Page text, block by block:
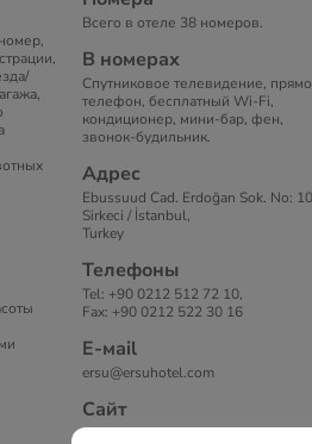
Всего в отеле 38 номеров.
В номерах
Спутниковое телевидение,
телефон, бесплатный Wi-Fi,
кондиционер, мини-бар, фен,
звонок-будильник.
Адрес
Ebussuud Cad. Erdoğan Sok. No: 10
Sirkeci / İstanbul,
Turkey
Телефоны
Tel: +90 0212 512 72 10,
Fax: +90 0212 522 30 16
Е-маil
ersu@ersuhotel.com
Сайт
Ersu Hotel 3*